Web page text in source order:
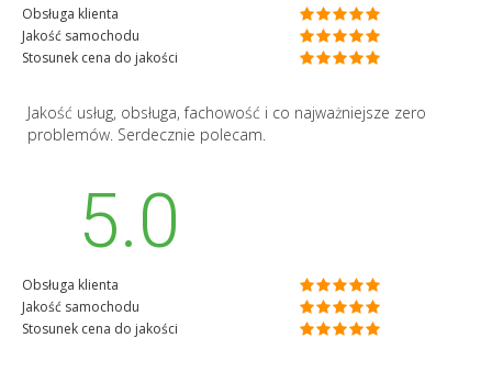
Obsługa klienta
Jakość samochodu
Stosunek cena do jakości
Jakość usług, obsługa, fachowość i co najważniejsze zero
problemów. Serdecznie polecam.
5.0
Obsługa klienta
Jakość samochodu
Stosunek cena do jakości